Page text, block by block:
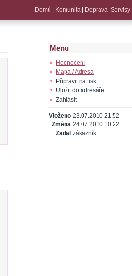
Domů Komunita Doprava Servisy
Menu
Hodnocení
Mapa / Adresa
Připravit na tisk
Uložit do adresáře
Zahlásit
Vloženo 23.07.2010 21:52
Změna 24.07.2010 10:22
Zadal zákazník